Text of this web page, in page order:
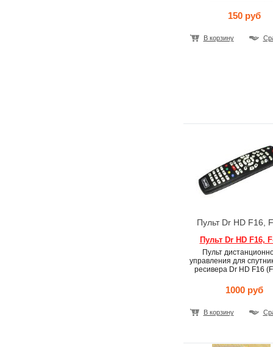
150 руб
В корзину
Пульт Dr HD F16,
Пульт Dr HD F16,
Пульт
управления для
ресивера Dr HD F16
1000 руб
В корзину